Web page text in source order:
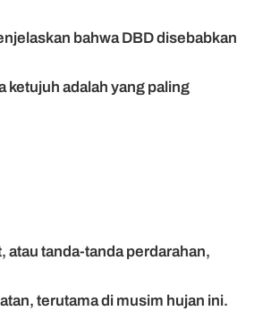
bahwa DBD disebabkan
ketujuh adalah yang paling
atau tanda-tanda perdarahan,
terutama di musim hujan ini.